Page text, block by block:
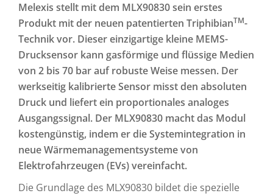
Melexis stellt mit dem MLX90830 sein erstes
Produkt mit der neuen patentierten TriphibianTM-
Technik vor. Dieser einzigartige kleine MEMS-
Drucksensor kann gasförmige und flüssige Medien
von 2 bis 70 bar auf robuste Weise messen. Der
werkseitig kalibrierte Sensor misst den absoluten
Druck und liefert ein proportionales analoges
Ausgangssignal. Der MLX90830 macht das Modul
kostengünstig, indem er die Systemintegration in
neue Wärmemanagementsysteme von
Elektrofahrzeugen (EVs) vereinfacht.
Die Grundlage des MLX90830 bildet die spezielle